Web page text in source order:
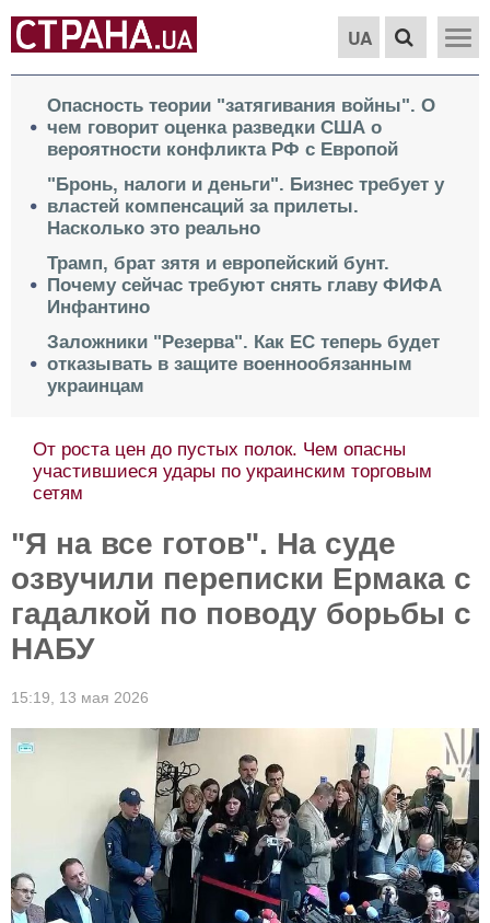
UA
Опасность теории "затягивания войны". О
чем говорит оценка разведки США о
вероятности конфликта РФ с Европой
"Бронь, налоги и деньги". Бизнес требует у
властей компенсаций за прилеты.
Насколько это реально
Трамп, брат зятя и европейский бунт.
Почему сейчас требуют снять главу ФИФА
Инфантино
Заложники "Резерва". Как ЕС теперь будет
отказывать в защите военнообязанным
украинцам
От роста цен до пустых полок. Чем опасны
участившиеся удары по украинским торговым
сетям
"Я на все готов". На суде
озвучили переписки Ермака с
гадалкой по поводу борьбы с
НАБУ
15:19, 13 мая 2026